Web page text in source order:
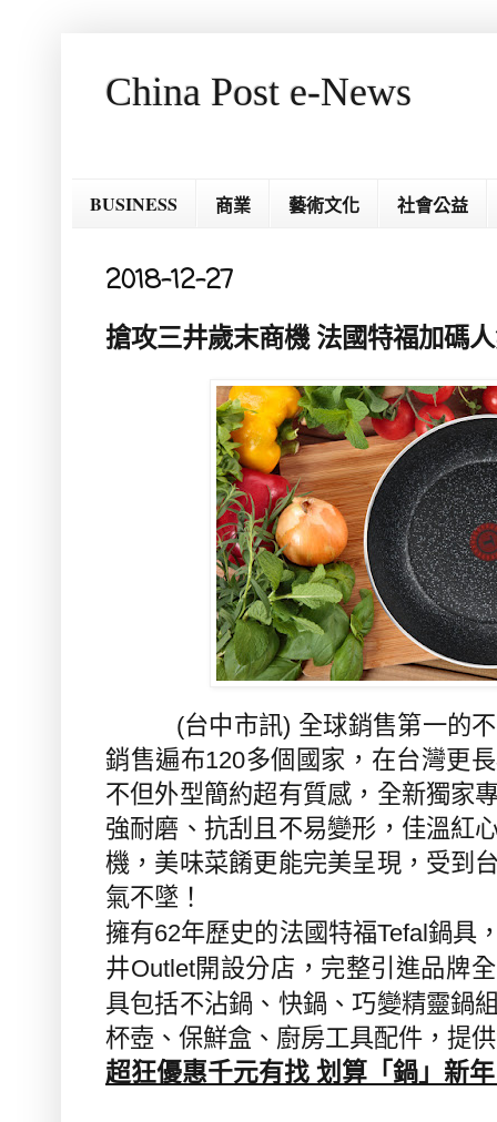
China Post e-News
BUSINESS 商業 藝術文化 社會公益
2018-12-27
搶攻三井歲末商機 法國特福加碼
(台中市訊) 全球銷售第一的不
銷售遍布120多個國家，在台灣更
不但外型簡約超有質感，全新獨家
強耐磨、抗刮且不易變形，佳溫紅
機，美味菜餚更能完美呈現，受到
氣不墜！
擁有62年歷史的法國特福Tefal鍋具
井Outlet開設分店，完整引進品牌
具包括不沾鍋、快鍋、巧變精靈鍋
杯壺、保鮮盒、廚房工具配件，提
超狂優惠千元有找划算「鍋」新